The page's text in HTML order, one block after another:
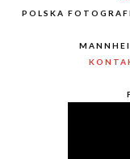
POLSKA